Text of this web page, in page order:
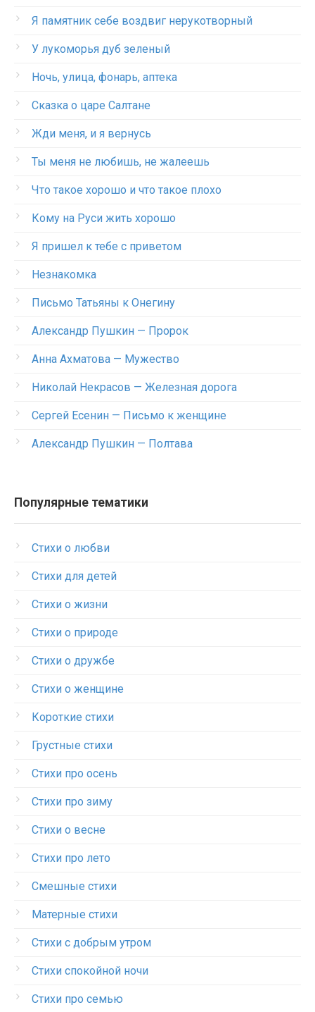
Я памятник себе воздвиг нерукотворный
У лукоморья дуб зеленый
Ночь, улица, фонарь, аптека
Сказка о царе Салтане
Жди меня, и я вернусь
Ты меня не любишь, не жалеешь
Что такое хорошо и что такое плохо
Кому на Руси жить хорошо
Я пришел к тебе с приветом
Незнакомка
Письмо Татьяны к Онегину
Александр Пушкин — Пророк
Анна Ахматова — Мужество
Николай Некрасов — Железная дорога
Сергей Есенин — Письмо к женщине
Александр Пушкин — Полтава
Популярные тематики
Стихи о любви
Стихи для детей
Стихи о жизни
Стихи о природе
Стихи о дружбе
Стихи о женщине
Короткие стихи
Грустные стихи
Стихи про осень
Стихи про зиму
Стихи о весне
Стихи про лето
Смешные стихи
Матерные стихи
Стихи с добрым утром
Стихи спокойной ночи
Стихи про семью